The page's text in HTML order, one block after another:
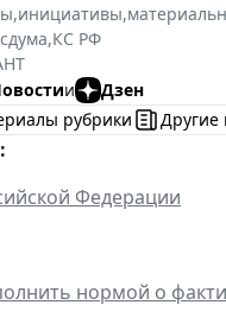
,инициативы,
,КС РФ
и
Дзен
рубрики
Другие
Федерации
нормой о